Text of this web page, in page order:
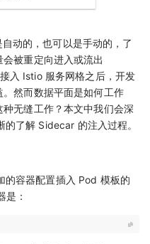
动的，也可以是手动的，了
被重定向进入或流出
入 Istio 服务网格之后，开发
然而数据平面是如何工作
无缝工作？本文中我们会深
了解 Sidecar 的注入过程。
的容器配置插入 Pod 模板的
是：